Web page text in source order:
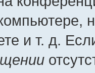
и т. д.